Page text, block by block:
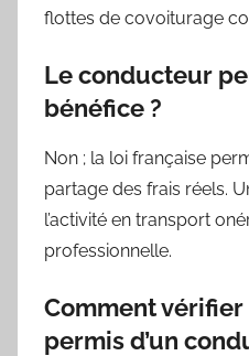
flottes de covoiturage
Le conducteur
bénéfice ?
Non ; la loi française
partage des frais réels.
l’activité en transport
professionnelle.
Comment
permis d’un